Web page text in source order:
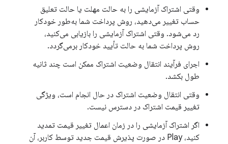
وقتی اشتراک آزمایشی را به حالت مهلت یا حالت تعلیق
حساب تغییر می‌دهید، روش پرداخت شما به‌طور خودکار
رد می‌شود. وقتی اشتراک آزمایشی را بازیابی می‌کنید،
روش پرداخت شما به حالت تأیید خودکار برمی‌گردد.
اجرای فرآیند انتقال وضعیت اشتراک ممکن است چند ثانیه
طول بکشد.
وقتی انتقال وضعیت اشتراک در حال انجام است، ویژگی
تغییر قیمت اشتراک در دسترس نیست.
اگر اشتراک آزمایشی را در زمان اعمال تغییر قیمت تمدید
کنید، Play در صورت پذیرش قیمت جدید توسط کاربر، آن